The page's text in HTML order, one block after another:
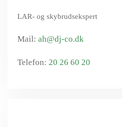
LAR- og skybrudsekspert
ah@dj-co.dk
20 26 60 20